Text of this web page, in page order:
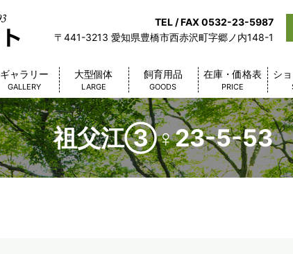
TEL / FAX 0532-23-5987
〒441-3213 愛知県豊橋市西赤沢町字郷ノ内148-1
ギャラリー
GALLERY
大型個体
LARGE
飼育用品
GOODS
在庫・価格表
PRICE
シ
祖父江③♀23-5-53